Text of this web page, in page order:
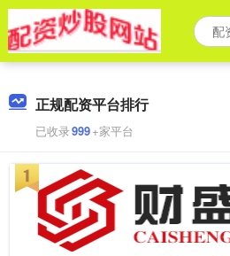
正规配资平台排行
已收录999+家平台